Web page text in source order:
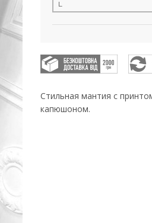
Стильная мантия с
капюшоном.